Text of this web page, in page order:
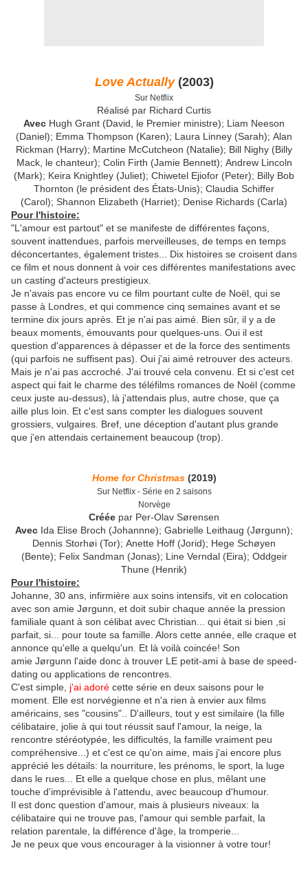
Love Actually(2003)
Sur Netflix
Réalisé par Richard Curtis
Avec Hugh Grant (David, le Premier ministre); Liam Neeson
(Daniel); Emma Thompson (Karen); Laura Linney (Sarah); Alan
Rickman (Harry); Martine McCutcheon (Natalie); Bill Nighy (Billy
Mack, le chanteur); Colin Firth (Jamie Bennett); Andrew Lincoln
(Mark); Keira Knightley (Juliet); Chiwetel Ejiofor (Peter); Billy Bob
Thornton (le président des États-Unis); Claudia Schiffer
(Carol); Shannon Elizabeth (Harriet); Denise Richards (Carla)
Pour l'histoire:
"L'amour est partout" et se manifeste de différentes façons,
souvent inattendues, parfois merveilleuses, de temps en temps
déconcertantes, également tristes... Dix histoires se croisent dans
ce film et nous donnent à voir ces différentes manifestations avec
un casting d'acteurs prestigieux.
Je n'avais pas encore vu ce film pourtant culte de Noël, qui se
passe à Londres, et qui commence cinq semaines avant et se
termine dix jours après. Et je n'ai pas aimé. Bien sûr, il y a de
beaux moments, émouvants pour quelques-uns. Oui il est
question d'apparences à dépasser et de la force des sentiments
(qui parfois ne suffisent pas). Oui j'ai aimé retrouver des acteurs.
Mais je n'ai pas accroché. J'ai trouvé cela convenu. Et si c'est cet
aspect qui fait le charme des téléfilms romances de Noël (comme
ceux juste au-dessus), là j'attendais plus, autre chose, que ça
aille plus loin. Et c'est sans compter les dialogues souvent
grossiers, vulgaires. Bref, une déception d'autant plus grande
que j'en attendais certainement beaucoup (trop).
Home for Christmas(2019)
Sur Netflix - Série en 2 saisons
Norvège
Créée par Per-Olav Sørensen
Avec Ida Elise Broch (Johannne); Gabrielle Leithaug (Jørgunn);
Dennis Storhøi (Tor); Anette Hoff (Jorid); Hege Schøyen
(Bente); Felix Sandman (Jonas); Line Verndal (Eira); Oddgeir
Thune (Henrik)
Pour l'histoire:
Johanne, 30 ans, infirmière aux soins intensifs, vit en colocation
avec son amie Jørgunn, et doit subir chaque année la pression
familiale quant à son célibat avec Christian... qui était si bien ,si
parfait, si... pour toute sa famille. Alors cette année, elle craque et
annonce qu'elle a quelqu'un. Et là voilà coincée! Son
amie Jørgunn l'aide donc à trouver LE petit-ami à base de speed-
dating ou applications de rencontres.
C'est simple, j'ai adoré cette série en deux saisons pour le
moment. Elle est norvégienne et n'a rien à envier aux films
américains, ses "cousins".. D'ailleurs, tout y est similaire (la fille
célibataire, jolie à qui tout réussit sauf l'amour, la neige, la
rencontre stéréotypée, les difficultés, la famille vraiment peu
compréhensive...) et c'est ce qu'on aime, mais j'ai encore plus
apprécié les détails: la nourriture, les prénoms, le sport, la luge
dans le rues... Et elle a quelque chose en plus, mêlant une
touche d'imprévisible à l'attendu, avec beaucoup d'humour.
Il est donc question d'amour, mais à plusieurs niveaux: la
célibataire qui ne trouve pas, l'amour qui semble parfait, la
relation parentale, la différence d'âge, la tromperie...
Je ne peux que vous encourager à la visionner à votre tour!